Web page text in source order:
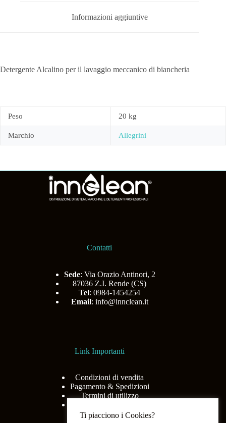
Informazioni aggiuntive
Detergente Alcalino per il lavaggio meccanico di biancheria
Peso 20 kg
Marchio Allegrini
Contatti
Sede: Via Orazio Antinori, 2
87036 Z.I. Rende (CS)
Tel: 0984-1454254
Email: info@innclean.it
Link Importanti
Condizioni di vendita
Pagamento & Spedizioni
Termini di utilizzo
Ti piacciono i Cookies?